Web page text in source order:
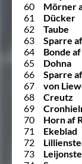
60
Mörner
61
Dücker
62
Taube
63
Sparre
64
Bonde
65
Dohna
66
Sparre
67
von
68
Creutz
69
70
Horn af
71
Ekeblad
72
73